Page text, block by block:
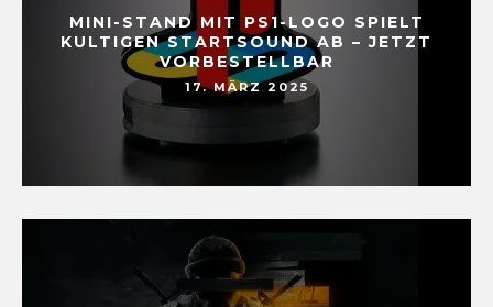
MINI-STAND MIT PS1-LOGO SPIELT
KULTIGEN STARTSOUND AB – JETZT
VORBESTELLBAR
17. MÄRZ 2025